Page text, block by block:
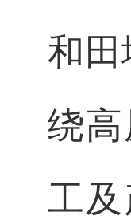
和田
绕
工